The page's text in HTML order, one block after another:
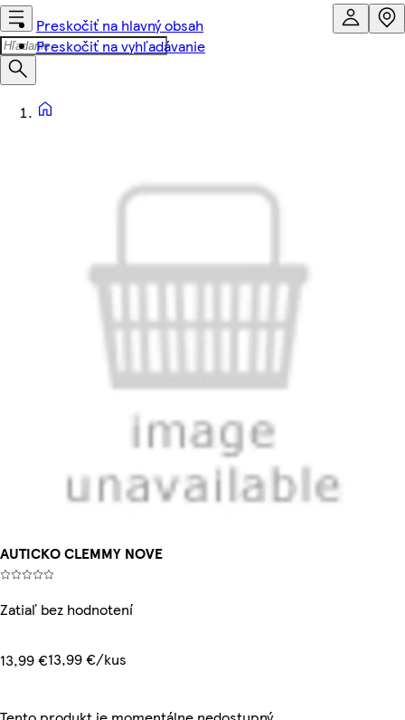
Preskočiť na hlavný obsah
Preskočiť na vyhľadávanie
AUTICKO CLEMMY NOVE
Zatiaľ bez hodnotení
13,99 €13,99 €/kus